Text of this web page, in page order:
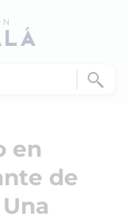
en
de